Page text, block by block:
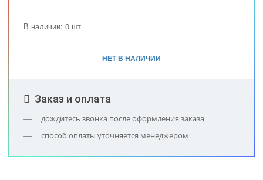
В наличии: 0 шт
НЕТ В НАЛИЧИИ
Заказ и оплата
дождитесь звонка после оформления заказа
способ оплаты уточняется менеджером